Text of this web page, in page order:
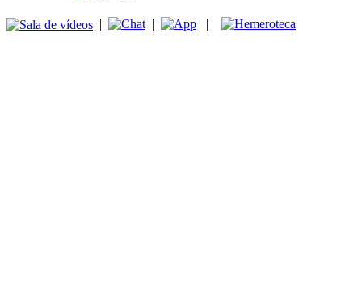
| | |